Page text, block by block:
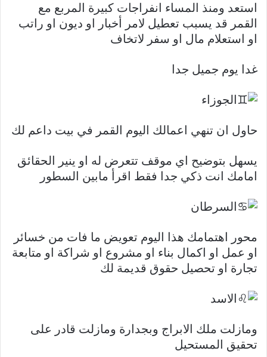
استعد ومنذ المساء انفراجات كبيرة المربع مع
القمر قد يسبب تعطيل لامر أخبار او ديون او راتب
او استعلام مال او سفر لاتخاف
غدا يوم جميل جدا
الجوزاء
حاول ان تنهي اعمالك اليوم القمر في بيت داعم لك
يسهل بتوضيح اي موقف تتعرض له او ينير الحقائق
امامك انت ذكي جدا فقط اقرأ مابين السطور
السرطان
محور اهتمامك هذا اليوم تعويض ما فات من خسائر
او عمل او اكمال بناء او مشروع او شراكة او متابعة
تجارة او تحصيل حقوق قديمة لك
الاسد
ومازلت ملك الابراج وبجدارة ومازلت قادر على
تحقيق المستحيل